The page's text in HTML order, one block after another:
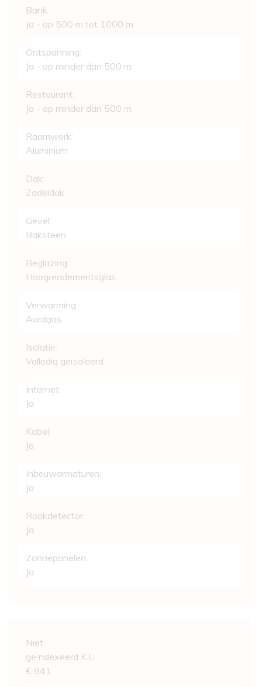
Bank:
Ja - op 500 m tot 1000 m
Ontspanning:
Ja - op minder dan 500 m
Restaurant:
Ja - op minder dan 500 m
Raamwerk:
Aluminium
Dak:
Zadeldak
Gevel:
Baksteen
Beglazing:
Hoogrendementsglas
Verwarming:
Aardgas
Isolatie:
Volledig geïsoleerd
Internet:
Ja
Kabel:
Ja
Inbouwarmaturen:
Ja
Rookdetector:
Ja
Zonnepanelen:
Ja
Niet
geïndexeerd K.I.:
€ 841